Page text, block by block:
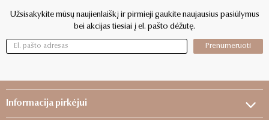
Užsisakykite mūsų naujienlaiškį ir pirmieji gaukite naujausius pasiūlymus
bei akcijas tiesiai į el. pašto dėžutę.
Prenumeruoti
Informacija pirkėjui